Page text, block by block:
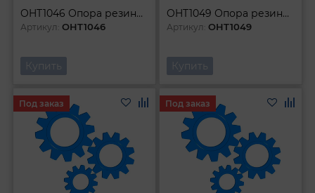
OHT1046 Опора резиновая обхватывающая для подкатных домкратов O-120 мм Н-28 мм
Артикул:OHT1046
Купить
OHT1049 Опора резиновая для малых подкатных домкратов O-52 мм Н-32 мм
Артикул:OHT1049
Купить
Под заказ Под заказ